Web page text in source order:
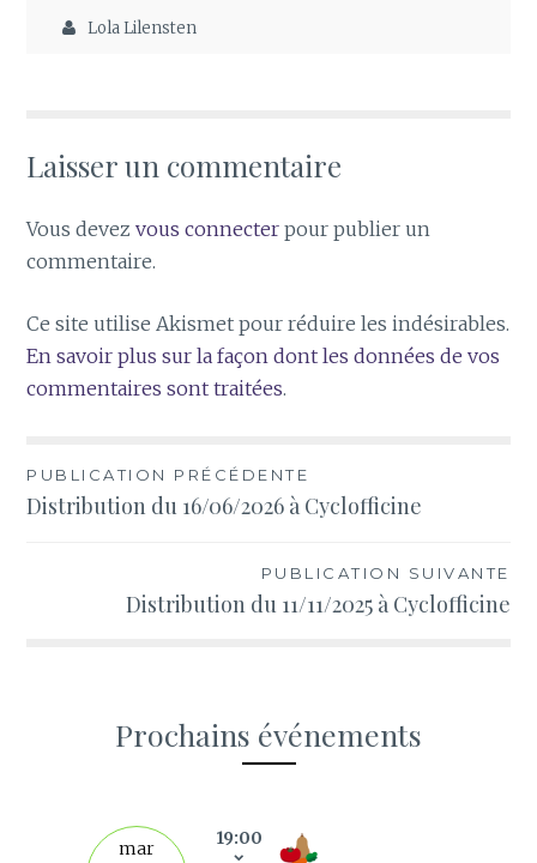
Lola Lilensten
Laisser un commentaire
Vous devezvous connecter pour publier un
commentaire.
Ce site utilise Akismet pour réduire les indésirables.
En savoir plus sur la façon dont les données de vos
commentaires sont traitées.
Navigation
de
PUBLICATION PRÉCÉDENTE
Distribution du 16/06/2026 à Cyclofficine
PUBLICATION SUIVANTE
Distribution du 11/11/2025 à Cyclofficine
Prochains événements
mar
19:00